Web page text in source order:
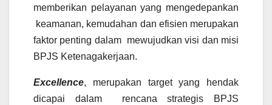
memberikan pelayanan yang mengedepankan
keamanan, kemudahan dan efisien merupakan
faktor penting dalam mewujudkan visi dan misi
BPJS Ketenagakerjaan.
Excellence, merupakan target yang hendak
dicapai dalam rencana strategis BPJS